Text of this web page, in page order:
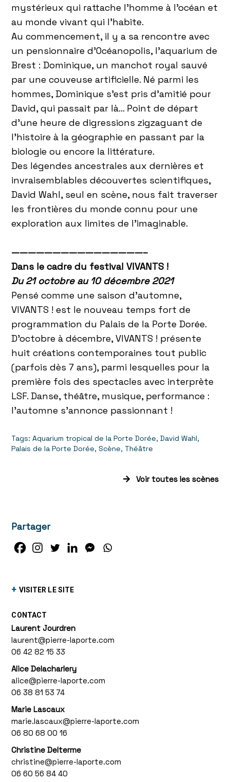
mystérieux qui rattache l’homme à l’océan et
au monde vivant qui l’habite.
Au commencement, il y a sa rencontre avec
un pensionnaire d’Océanopolis, l’aquarium de
Brest : Dominique, un manchot royal sauvé
par une couveuse artificielle. Né parmi les
hommes, Dominique s’est pris d’amitié pour
David, qui passait par là… Point de départ
d’une heure de digressions zigzaguant de
l’histoire à la géographie en passant par la
biologie ou encore la littérature.
Des légendes ancestrales aux dernières et
invraisemblables découvertes scientifiques,
David Wahl, seul en scène, nous fait traverser
les frontières du monde connu pour une
exploration aux limites de l’imaginable.
————————————————–
Dans le cadre du festival VIVANTS !
Du 21 octobre au 10 décembre 2021
Pensé comme une saison d’automne,
VIVANTS ! est le nouveau temps fort de
programmation du Palais de la Porte Dorée.
D’octobre à décembre, VIVANTS ! présente
huit créations contemporaines tout public
(parfois dès 7 ans), parmi lesquelles pour la
première fois des spectacles avec interprète
LSF. Danse, théâtre, musique, performance :
l’automne s’annonce passionnant !
Tags:Aquarium tropical de la Porte Dorée, David Wahl,
Palais de la Porte Dorée, Scène, Théâtre
Voir toutes les scènes
Partager
+ VISITER LE SITE
CONTACT
Laurent Jourdren
laurent@pierre-laporte.com
06 42 82 15 33
Alice Delacharlery
alice@pierre-laporte.com
06 38 81 53 74
Marie Lascaux
marie.lascaux@pierre-laporte.com
06 80 68 00 16
Christine Delterme
christine@pierre-laporte.com
06 60 56 84 40